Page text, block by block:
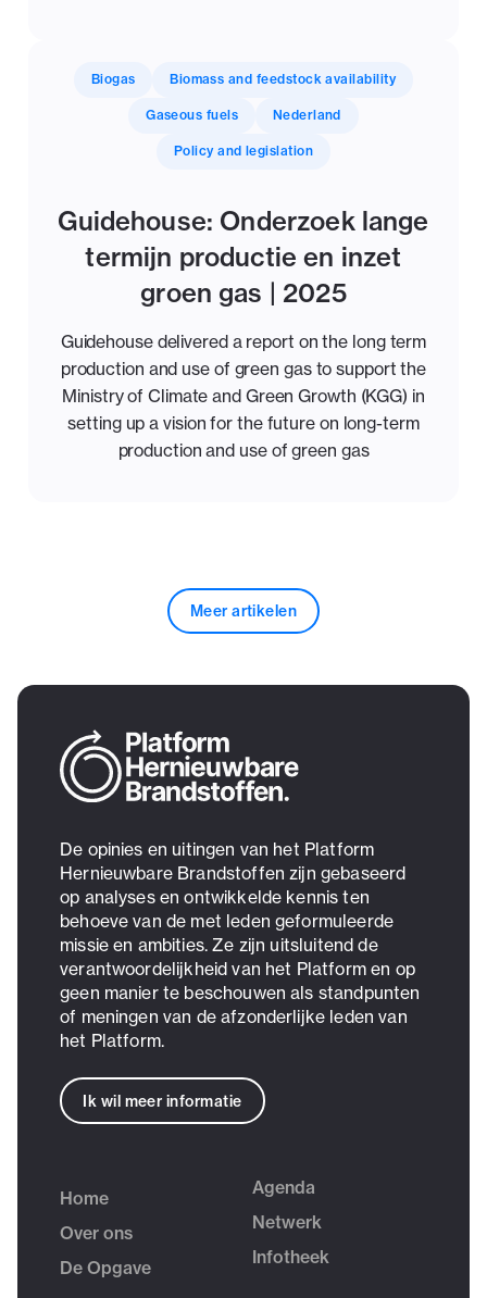
Biogas Biomass and feedstock availability
Gaseous fuels Nederland
Policy and legislation
Guidehouse: Onderzoek lange
termijn productie en inzet
groen gas | 2025
Guidehouse delivered a report on the long term
production and use of green gas to support the
Ministry of Climate and Green Growth (KGG) in
setting up a vision for the future on long-term
production and use of green gas
Meer artikelen
De opinies en uitingen van het Platform
Hernieuwbare Brandstoffen zijn gebaseerd
op analyses en ontwikkelde kennis ten
behoeve van de met leden geformuleerde
missie en ambities. Ze zijn uitsluitend de
verantwoordelijkheid van het Platform en op
geen manier te beschouwen als standpunten
of meningen van de afzonderlijke leden van
het Platform.
Ik wil meer informatie
Home
Over ons
De Opgave
Agenda
Netwerk
Infotheek